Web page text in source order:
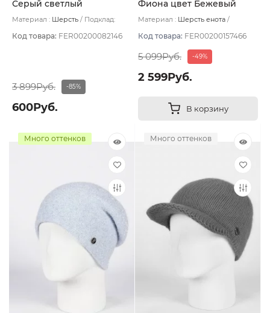
Серый светлый
Материал : Шерсть
Подклад:
Код товара: FER00200082146
3 899Руб. -85%
600Руб.
Фиона цвет Бежевый
тёмный
Материал : Шерсть енота
Код товара: FER00200157466
5 099Руб. -49%
2 599Руб.
В корзину
Много оттенков Много оттенков